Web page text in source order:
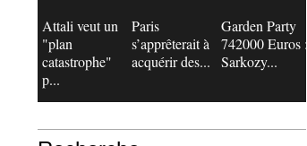
Attali veut un
"plan
catastrophe"
p...
Paris
s’apprêterait à
acquérir des...
Garden Party
742000 Euros :
Sarkozy...